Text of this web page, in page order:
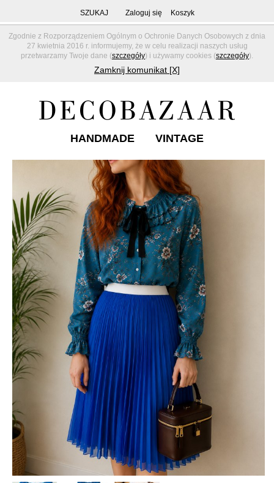
Zgodnie z Rozporządzeniem Ogólnym o Ochronie Danych Osobowych z dnia
27 kwietnia 2016 r. informujemy, że w celu realizacji naszych usług
przetwarzamy Twoje dane (szczegóły) i używamy cookies (szczegóły).
Zamknij komunikat [X]
SZUKAJ Zaloguj się Koszyk
HANDMADE VINTAGE